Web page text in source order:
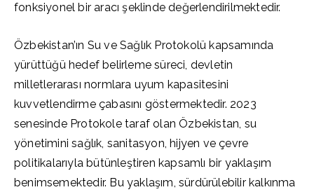
fonksiyonel bir aracı şeklinde değerlendirilmektedir.
Özbekistan’ın Su ve Sağlık Protokolü kapsamında
yürüttüğü hedef belirleme süreci, devletin
milletlerarası normlara uyum kapasitesini
kuvvetlendirme çabasını göstermektedir. 2023
senesinde Protokole taraf olan Özbekistan, su
yönetimini sağlık, sanitasyon, hijyen ve çevre
politikalarıyla bütünleştiren kapsamlı bir yaklaşım
benimsemektedir. Bu yaklaşım, sürdürülebilir kalkınma